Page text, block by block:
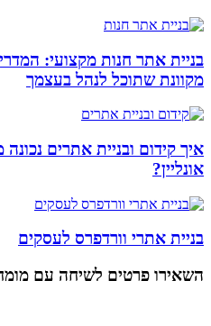
בניית אתר חנות מקצועי:
מקוונת שתוכל לנהל בעצמך
איך קידום ובניית אתרים
אונליין?
בניית אתרי וורדפרס לעסקים
השאירו פרטים לשיחה עם